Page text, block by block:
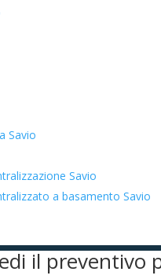
Savio
Savio
a basamento Savio
il preventivo